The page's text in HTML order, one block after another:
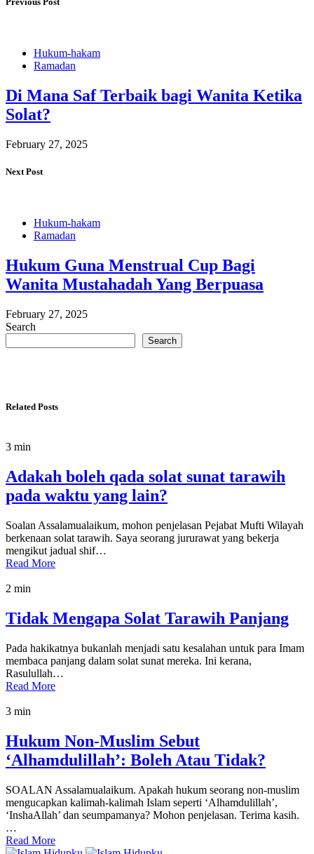
Hukum-hakam
Ramadan
Di Mana Saf Terbaik bagi Wanita Ketika
Solat?
February 27, 2025
Next Post
Hukum-hakam
Ramadan
Hukum Guna Menstrual Cup Bagi
Wanita Mustahadah Yang Berpuasa
February 27, 2025
Search
Search
Related Posts
3 min
Adakah boleh qada solat sunat tarawih
pada waktu yang lain?
Soalan Assalamualaikum, mohon penjelasan Pejabat Mufti Wilayah
berkenaan solat tarawih. Saya seorang jururawat yang bekerja
mengikut jadual shif…
Read More
2 min
Tidak Mengapa Solat Tarawih Panjang
Pada hakikatnya bukanlah menjadi satu kesalahan untuk para Imam
membaca panjang dalam solat sunat mereka. Ini kerana,
Rasulullah…
Read More
3 min
Hukum Non-Muslim Sebut
‘Alhamdulillah’: Boleh Atau Tidak?
SOALAN Assalamualaikum. Apakah hukum seorang non-muslim
mengucapkan kalimah-kalimah Islam seperti ‘Alhamdulillah’,
‘InshaAllah’ dan seumpamanya? Mohon penjelasan. Terima kasih.
…
Read More